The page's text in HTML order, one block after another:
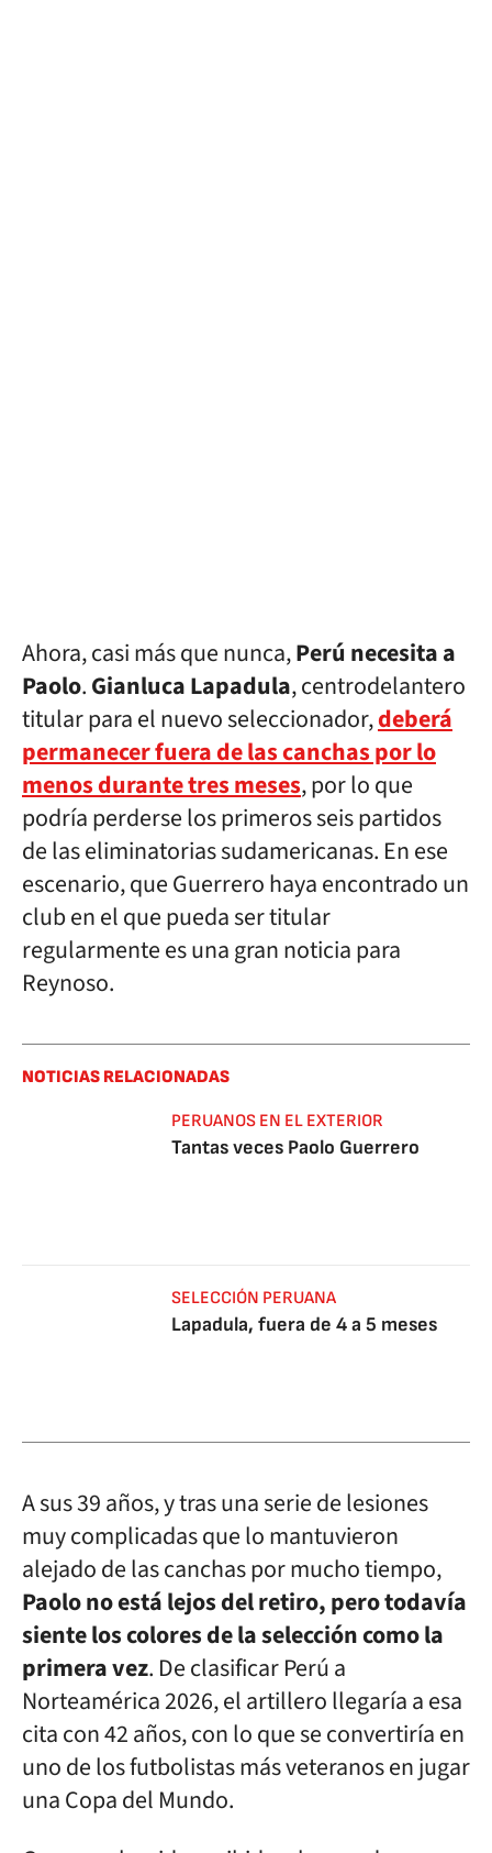
Ahora, casi más que nunca,Perú necesita a
Paolo.Gianluca Lapadula, centrodelantero
titular para el nuevo seleccionador,deberá
permanecer fuera de las canchas por lo
menos durante tres meses, por lo que
podría perderse los primeros seis partidos
de las eliminatorias sudamericanas. En ese
escenario, que Guerrero haya encontrado un
club en el que pueda ser titular
regularmente es una gran noticia para
Reynoso.
NOTICIAS RELACIONADAS
PERUANOS EN EL EXTERIOR
Tantas veces Paolo Guerrero
SELECCIÓN PERUANA
Lapadula, fuera de 4 a 5 meses
A sus 39 años, y tras una serie de lesiones
muy complicadas que lo mantuvieron
alejado de las canchas por mucho tiempo,
Paolo no está lejos del retiro, pero todavía
siente los colores de la selección como la
primera vez. De clasificar Perú a
Norteamérica 2026, el artillero llegaría a esa
cita con 42 años, con lo que se convertiría en
uno de los futbolistas más veteranos en jugar
una Copa del Mundo.